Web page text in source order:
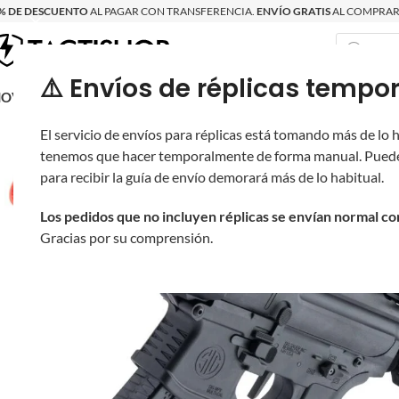
⚠️ Envíos de réplicas
El servicio de envíos para réplicas está tomando más de
tenemos que hacer temporalmente de forma manual.
para recibir la guía de envío demorará más de lo habitual.
Los pedidos que no incluyen réplicas se envían normal
Gracias por su comprensión.
DE DESCUENTOAL PAGAR CON TRANSFERENCIA. ENVÍO GRATISAL
RÉPLICASPARTES Y ACCESORIOSEQUIPO